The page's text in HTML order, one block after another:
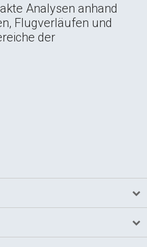
Analysen anhand
Flugverläufen und
der